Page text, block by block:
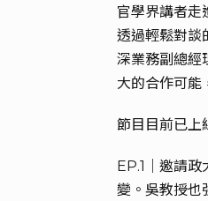
官學界講者走
透過輕鬆對談
深業務副總經
大的合作可能
節目目前已上
EP.1｜邀請
變。吳教授也